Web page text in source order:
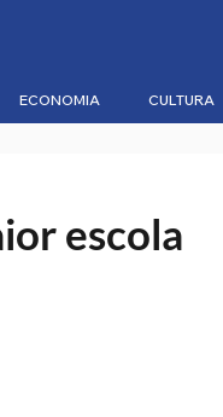
ECONOMIA CULTURA
escola